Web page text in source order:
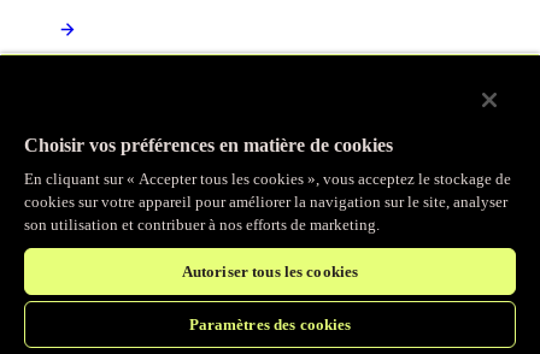
sur des normes ouvertes et intégrée à la suite complète de
produits Fastly
Accélérez vos charges de travail d’IA et gagnez en efficacité
Choisir vos préférences en matière de cookies
En cliquant sur « Accepter tous les cookies », vous acceptez le stockage de
cookies sur votre appareil pour améliorer la navigation sur le site, analyser
son utilisation et contribuer à nos efforts de marketing.
Autoriser tous les cookies
Paramètres des cookies